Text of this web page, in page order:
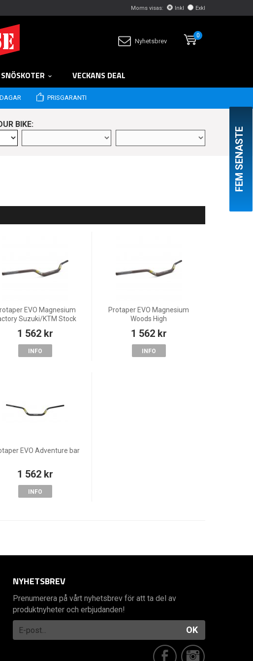
Moms visas: Inkl Exkl
Nyhetsbrev
0
SNÖSKOTER VECKANS DEAL
PRISGARANTI
BIKE:
EVO Magnesium
Suzuki/KTM Stock
1 562 kr
INFO
Protaper EVO Magnesium
Woods High
1 562 kr
INFO
EVO Adventure bar
1 562 kr
INFO
FEM SENASTE
NYHETSBREV
Prenumerera på vårt nyhetsbrev för att ta del av
produktnyheter och erbjudanden!
OK